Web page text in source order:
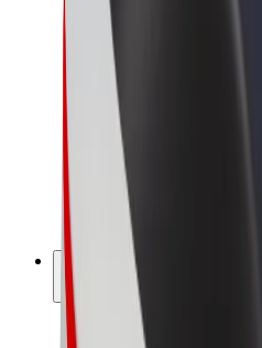
Sähköpotkulaudat
Bolt-kauppa
Bolt Food
Bolt Drive
Bolt for Business
Sähköpyörät
Bolt Plus
Tienaa Boltilla
Kuljettajat